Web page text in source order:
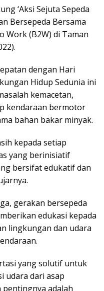
‘Aksi Sejuta Sepeda
Bersepeda Bersama
Work (B2W) di Taman
dengan Hari
Hidup Sedunia ini
kemacetan,
kendaraan bermotor
bahan bakar minyak.
kepada setiap
yang berinisiatif
bersifat edukatif dan
gerakan bersepeda
edukasi kepada
lingkungan dan udara
yang solutif untuk
udara dari asap
pentingnya adalah